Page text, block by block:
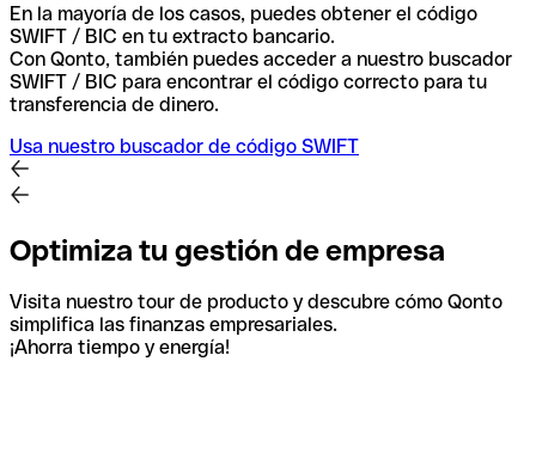
En la mayoría de los casos, puedes obtener el código
SWIFT / BIC en tu extracto bancario.
Con Qonto, también puedes acceder a nuestro buscador
SWIFT / BIC para encontrar el código correcto para tu
transferencia de dinero.
Usa nuestro buscador de código SWIFT
Optimiza tu gestión de empresa
Visita nuestro tour de producto y descubre cómo Qonto
simplifica las finanzas empresariales.
¡Ahorra tiempo y energía!